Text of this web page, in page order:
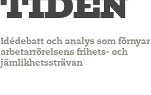
Idédebatt och analys som förnyar
arbetarrörelsens frihets- och
jämlikhetssträvan